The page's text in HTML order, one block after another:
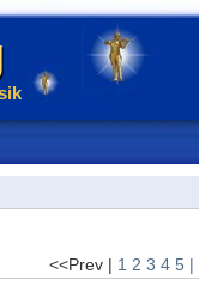
<<Prev | 1 2 3 4 5 |